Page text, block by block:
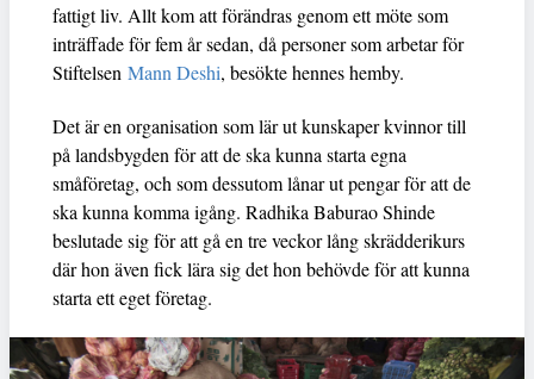
fattigt liv. Allt kom att förändras genom ett möte som
inträffade för fem år sedan, då personer som arbetar för
Stiftelsen Mann Deshi, besökte hennes hemby.
Det är en organisation som lär ut kunskaper kvinnor till
på landsbygden för att de ska kunna starta egna
småföretag, och som dessutom lånar ut pengar för att de
ska kunna komma igång. Radhika Baburao Shinde
beslutade sig för att gå en tre veckor lång skrädderikurs
där hon även fick lära sig det hon behövde för att kunna
starta ett eget företag.